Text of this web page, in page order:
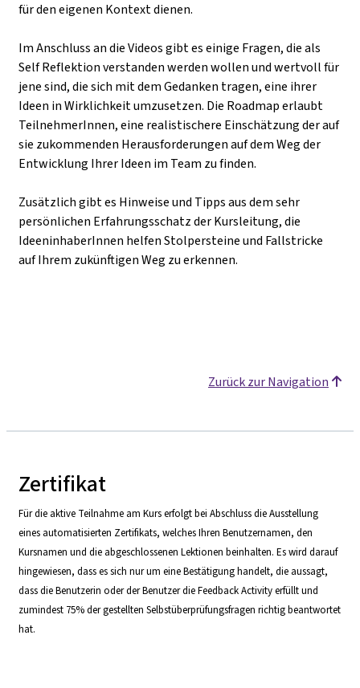
für den eigenen Kontext dienen.
Im Anschluss an die Videos gibt es einige Fragen, die als
Self Reflektion verstanden werden wollen und wertvoll für
jene sind, die sich mit dem Gedanken tragen, eine ihrer
Ideen in Wirklichkeit umzusetzen. Die Roadmap erlaubt
TeilnehmerInnen, eine realistischere Einschätzung der auf
sie zukommenden Herausforderungen auf dem Weg der
Entwicklung Ihrer Ideen im Team zu finden.
Zusätzlich gibt es Hinweise und Tipps aus dem sehr
persönlichen Erfahrungsschatz der Kursleitung, die
IdeeninhaberInnen helfen Stolpersteine und Fallstricke
auf Ihrem zukünftigen Weg zu erkennen.
Zurück zur Navigation
Zertifikat
Für die aktive Teilnahme am Kurs erfolgt bei Abschluss die Ausstellung
eines automatisierten Zertifikats, welches Ihren Benutzernamen, den
Kursnamen und die abgeschlossenen Lektionen beinhalten. Es wird darauf
hingewiesen, dass es sich nur um eine Bestätigung handelt, die aussagt,
dass die Benutzerin oder der Benutzer die Feedback Activity erfüllt und
zumindest 75% der gestellten Selbstüberprüfungsfragen richtig beantwortet
hat.